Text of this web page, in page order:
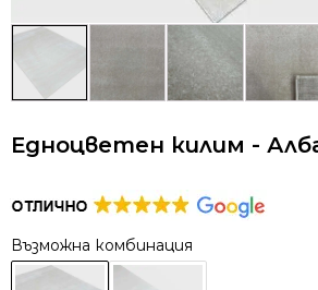
Едноцветен килим -
Възможна комбинация